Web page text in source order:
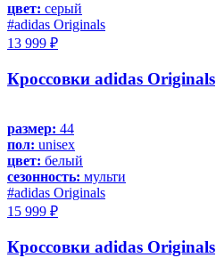
цвет: серый
#adidas Originals
13 999 ₽
Кроссовки adidas Originals
размер: 44
пол: unisex
цвет: белый
сезонность: мульти
#adidas Originals
15 999 ₽
Кроссовки adidas Originals